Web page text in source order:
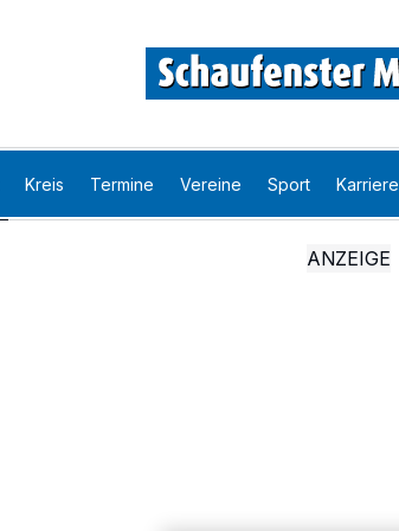
Kreis Termine Vereine Sport Karriere